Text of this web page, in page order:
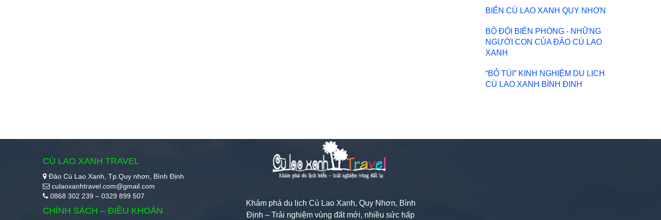
BIỂN CÙ LAO XANH QUY NHƠN
BỘ ĐỘI BIÊN PHÒNG - NHỮNG
NGƯỜI CON CỦA ĐẢO CÙ LAO
XANH
“BỎ TÚI” KINH NGHIỆM DU LỊCH
CÙ LAO XANH BÌNH ĐỊNH
CÙ LAO XANH TRAVEL
Đảo Cù Lao Xanh, Tp.Quy nhơn, Bình Định
culaoxanhtravel.com@gmail.com
0868 302 239 – 0329 899 507
CHÍNH SÁCH – ĐIỀU KHOẢN
Khám phá du lịch Cù Lao Xanh, Quy Nhơn, Bình
Định – Trải nghiệm vùng đất mới, nhiều sức hấp